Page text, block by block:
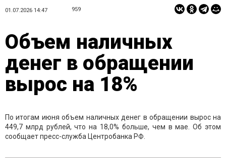
01.07.2026 14:47 959
Объем наличных
денег в обращении
вырос на 18%
По итогам июня объем наличных денег в обращении вырос на
449,7 млрд рублей, что на 18,0% больше, чем в мае. Об этом
сообщает пресс-служба Центробанка РФ.